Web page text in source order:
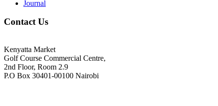
Journal
Contact Us
Kenyatta Market
Golf Course Commercial Centre,
2nd Floor, Room 2.9
P.O Box 30401-00100 Nairobi